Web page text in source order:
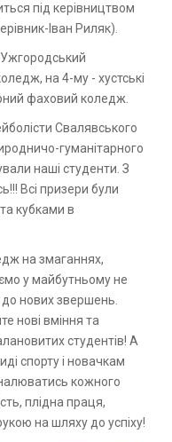
під керівництвом
Іван Риляк).
Ужгородський
на 4-му - хустські
фаховий коледж.
Свалявського
гуманітарного
наші студенти. З
Всі призери були
кубками в
на змаганнях,
у майбутньому не
до нових звершень.
нові вміння та
студентів! А
спорту і новачкам
кожного
плідна праця,
на шляху до успіху!